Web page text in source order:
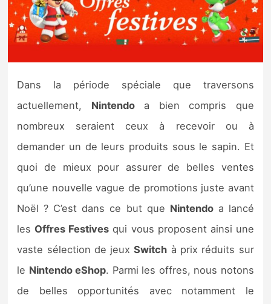
Nintendo Direct
Tests de jeux
Tests d’accessoires
Autres tests
Previews
Précommandes
Précommandes jeux Switch 2
Dans la période spéciale que traversons
actuellement, Nintendoa bien compris que
nombreux seraient ceux à recevoir ou à
demander un de leurs produits sous le sapin. Et
quoi de mieux pour assurer de belles ventes
qu’une nouvelle vague de promotions juste avant
Noël ? C’est dans ce but que Nintendoa lancé
les Offres Festives qui vous proposent ainsi une
vaste sélection de jeuxSwitch à prix réduits sur
le Nintendo eShop. Parmi les offres, nous notons
de belles opportunités avec notamment le